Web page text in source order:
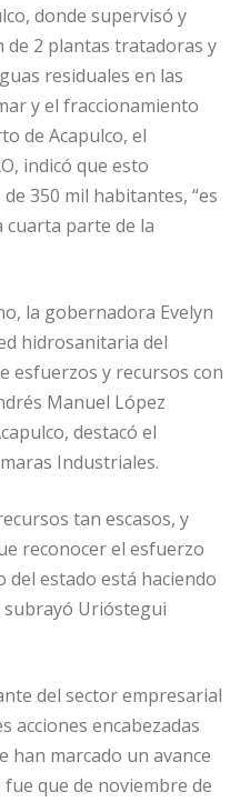
donde supervisó y
de 2 plantas tratadoras y
residuales en las
y el fraccionamiento
de Acapulco, el
indicó que esto
350 mil habitantes, “es
cuarta parte de la
la gobernadora Evelyn
hidrosanitaria del
esfuerzos y recursos con
Manuel López
destacó el
Industriales.
tan escasos, y
reconocer el esfuerzo
estado está haciendo
subrayó Urióstegui
del sector empresarial
acciones encabezadas
han marcado un avance
que de noviembre de